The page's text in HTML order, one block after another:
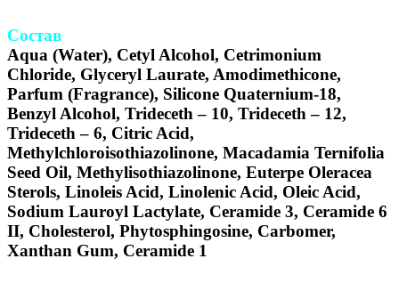
Состав
Aqua (Water), Cetyl Alcohol, Cetrimonium
Chloride, Glyceryl Laurate, Amodimethicone,
Parfum (Fragrance), Silicone Quaternium-18,
Benzyl Alcohol, Trideceth – 10, Trideceth – 12,
Trideceth – 6, Citric Acid,
Methylchloroisothiazolinone, Macadamia Ternifolia
Seed Oil, Methylisothiazolinone, Euterpe Oleracea
Sterols, Linoleis Acid, Linolenic Acid, Oleic Acid,
Sodium Lauroyl Lactylate, Ceramide 3, Ceramide 6
II, Cholesterol, Phytosphingosine, Carbomer,
Xanthan Gum, Ceramide 1